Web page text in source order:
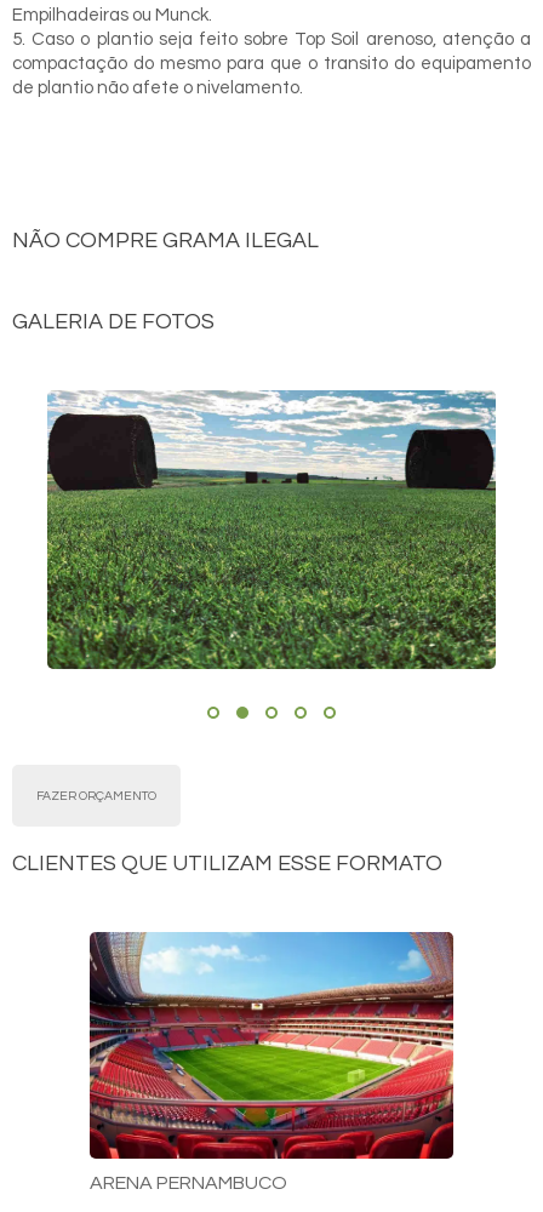
Empilhadeiras ou Munck.
5. Caso o plantio seja feito sobre Top Soil arenoso, atenção a
compactação do mesmo para que o transito do equipamento
de plantio não afete o nivelamento.
NÃO COMPRE GRAMA ILEGAL
GALERIA DE FOTOS
FAZER ORÇAMENTO
CLIENTES QUE UTILIZAM ESSE FORMATO
ARENA PERNAMBUCO